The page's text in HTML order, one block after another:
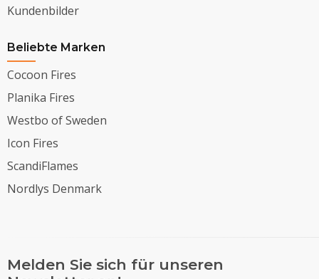
Kundenbilder
Beliebte Marken
Cocoon Fires
Planika Fires
Westbo of Sweden
Icon Fires
ScandiFlames
Nordlys Denmark
Melden Sie sich für unseren